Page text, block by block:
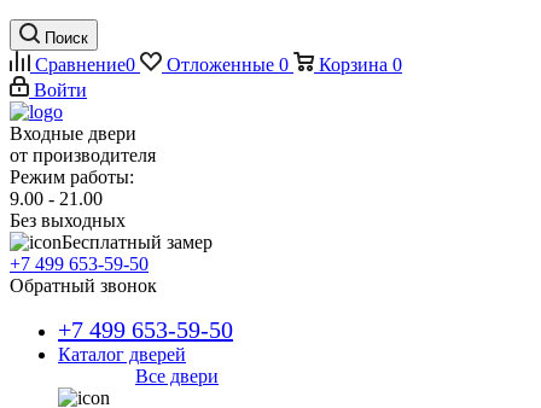
Поиск
Сравнение0 Отложенные 0 Корзина 0
Войти
Входные двери
от производителя
Режим работы:
9.00 - 21.00
Без выходных
Бесплатный замер
+7 499 653-59-50
Обратный звонок
+7 499 653-59-50
Каталог дверей
Все двери